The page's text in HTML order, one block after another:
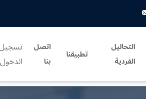
التحاليل
الفردية
تطبيقنا
اتصل
بنا
الدخول